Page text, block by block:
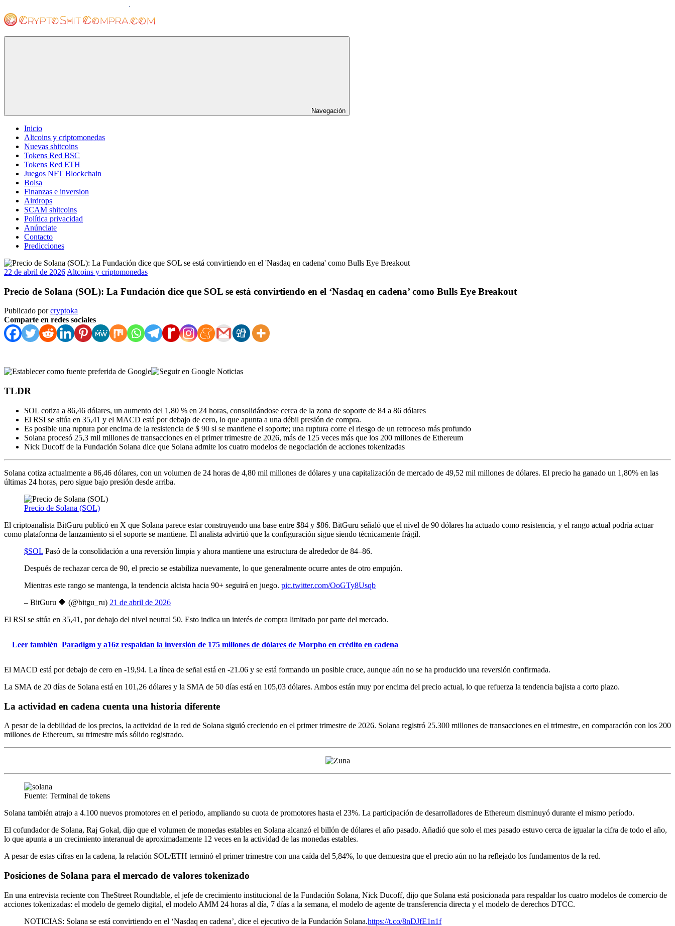
al
contenido
Navegación
Inicio
Altcoins y criptomonedas
Nuevas shitcoins
Tokens Red BSC
Tokens Red ETH
Juegos NFT Blockchain
Bolsa
Finanzas e inversion
Airdrops
SCAM shitcoins
Política privacidad
Anúnciate
Contacto
Predicciones
22 de abril de 2026 Altcoins y criptomonedas
Precio de Solana (SOL): La Fundación dice que SOL se está convirtiendo en el ‘Nasdaq en cadena’ como Bulls Eye Breakout
Publicado porcryptoka
Comparte en redes sociales
TLDR
SOL cotiza a 86,46 dólares, un aumento del 1,80 % en 24 horas, consolidándose cerca de la zona de soporte de 84 a 86 dólares
El RSI se sitúa en 35,41 y el MACD está por debajo de cero, lo que apunta a una débil presión de compra.
Es posible una ruptura por encima de la resistencia de $ 90 si se mantiene el soporte; una ruptura corre el riesgo de un retroceso más profundo
Solana procesó 25,3 mil millones de transacciones en el primer trimestre de 2026, más de 125 veces más que los 200 millones de Ethereum
Nick Ducoff de la Fundación Solana dice que Solana admite los cuatro modelos de negociación de acciones tokenizadas
Solana cotiza actualmente a 86,46 dólares, con un volumen de 24 horas de 4,80 mil millones de dólares y una capitalización de mercado de 49,52 mil millones de dólares. El precio ha ganado un 1,80% en las
últimas 24 horas, pero sigue bajo presión desde arriba.
Precio de Solana (SOL)
El criptoanalista BitGuru publicó en X que Solana parece estar construyendo una base entre $84 y $86. BitGuru señaló que el nivel de 90 dólares ha actuado como resistencia, y el rango actual podría actuar
como plataforma de lanzamiento si el soporte se mantiene. El analista advirtió que la configuración sigue siendo técnicamente frágil.
$SOL Pasó de la consolidación a una reversión limpia y ahora mantiene una estructura de alrededor de 84–86.
Después de rechazar cerca de 90, el precio se estabiliza nuevamente, lo que generalmente ocurre antes de otro empujón.
Mientras este rango se mantenga, la tendencia alcista hacia 90+ seguirá en juego. pic.twitter.com/OoGTy8Usqb
– BitGuru 🔶 (@bitgu_ru) 21 de abril de 2026
El RSI se sitúa en 35,41, por debajo del nivel neutral 50. Esto indica un interés de compra limitado por parte del mercado.
Leer también Paradigm y a16z respaldan la inversión de 175 millones de dólares de Morpho en crédito en cadena
El MACD está por debajo de cero en -19,94. La línea de señal está en -21.06 y se está formando un posible cruce, aunque aún no se ha producido una reversión confirmada.
La SMA de 20 días de Solana está en 101,26 dólares y la SMA de 50 días está en 105,03 dólares. Ambos están muy por encima del precio actual, lo que refuerza la tendencia bajista a corto plazo.
La actividad en cadena cuenta una historia diferente
A pesar de la debilidad de los precios, la actividad de la red de Solana siguió creciendo en el primer trimestre de 2026. Solana registró 25.300 millones de transacciones en el trimestre, en comparación con los 200
millones de Ethereum, su trimestre más sólido registrado.
Fuente: Terminal de tokens
Solana también atrajo a 4.100 nuevos promotores en el periodo, ampliando su cuota de promotores hasta el 23%. La participación de desarrolladores de Ethereum disminuyó durante el mismo período.
El cofundador de Solana, Raj Gokal, dijo que el volumen de monedas estables en Solana alcanzó el billón de dólares el año pasado. Añadió que solo el mes pasado estuvo cerca de igualar la cifra de todo el año,
lo que apunta a un crecimiento interanual de aproximadamente 12 veces en la actividad de las monedas estables.
A pesar de estas cifras en la cadena, la relación SOL/ETH terminó el primer trimestre con una caída del 5,84%, lo que demuestra que el precio aún no ha reflejado los fundamentos de la red.
Posiciones de Solana para el mercado de valores tokenizado
En una entrevista reciente con TheStreet Roundtable, el jefe de crecimiento institucional de la Fundación Solana, Nick Ducoff, dijo que Solana está posicionada para respaldar los cuatro modelos de comercio de
acciones tokenizadas: el modelo de gemelo digital, el modelo AMM 24 horas al día, 7 días a la semana, el modelo de agente de transferencia directa y el modelo de derechos DTCC.
NOTICIAS: Solana se está convirtiendo en el ‘Nasdaq en cadena’, dice el ejecutivo de la Fundación Solana.https://t.co/8nDJfE1n1f